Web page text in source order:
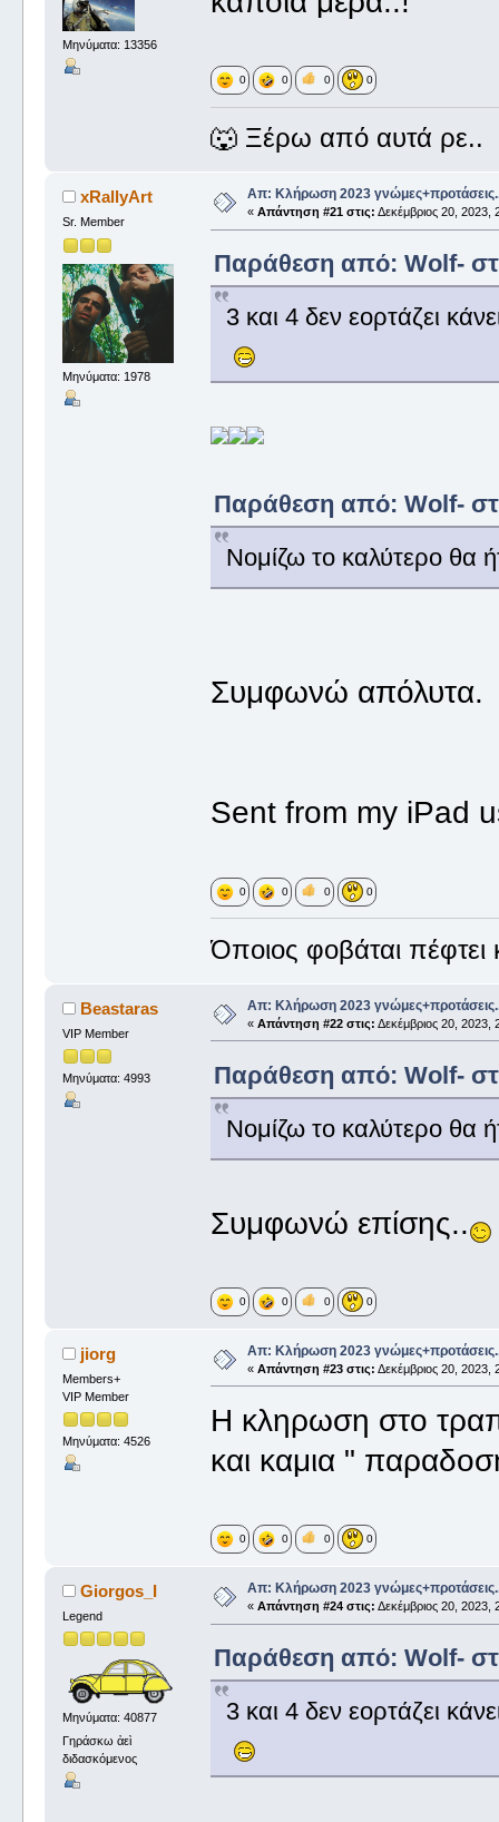
Μηνύματα: 13356
0 0 0 0
🐺 Ξέρω από αυτά ρε..
xRallyArt
Sr. Member
Μηνύματα: 1978
Απ: Κλήρωση 2023
« Απάντηση #21 στις: Δεκέμβριος 20, 2023,
Παράθεση από: Wolf-
3 και 4 δεν εορτάζει
Παράθεση από: Wolf-
Νομίζω το καλύτερο θα
Συμφωνώ απόλυτα.
Sent from my iPad
0 0 0 0
Όποιος φοβάται πέφτει
Beastaras
VIP Member
Μηνύματα: 4993
Απ: Κλήρωση 2023
« Απάντηση #22 στις: Δεκέμβριος 20, 2023,
Παράθεση από: Wolf-
Νομίζω το καλύτερο θα
Συμφωνώ επίσης..
0 0 0 0
jiorg
Members+
VIP Member
Μηνύματα: 4526
Απ: Κλήρωση 2023
« Απάντηση #23 στις: Δεκέμβριος 20, 2023,
Η κληρωση στο
και καμια "
0 0 0 0
Giorgos_I
Legend
Μηνύματα: 40877
Γηράσκω ἀεὶ
διδασκόμενος
Απ: Κλήρωση 2023
« Απάντηση #24 στις: Δεκέμβριος 20, 2023,
Παράθεση από: Wolf-
3 και 4 δεν εορτάζει